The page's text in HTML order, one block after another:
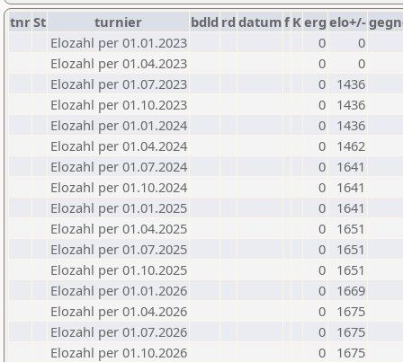
tnrSt turnier bdld rd datumf Kerg elo+/-
Elozahl per 01.01.2023
0
0
Elozahl per 01.04.2023
0
0
Elozahl per 01.07.2023
0
1436
Elozahl per 01.10.2023
0
1436
Elozahl per 01.01.2024
0
1436
Elozahl per 01.04.2024
0
1462
Elozahl per 01.07.2024
0
1641
Elozahl per 01.10.2024
0
1641
Elozahl per 01.01.2025
0
1641
Elozahl per 01.04.2025
0
1651
Elozahl per 01.07.2025
0
1651
Elozahl per 01.10.2025
0
1651
Elozahl per 01.01.2026
0
1669
Elozahl per 01.04.2026
0
1675
Elozahl per 01.07.2026
0
1675
Elozahl per 01.10.2026
0 1675